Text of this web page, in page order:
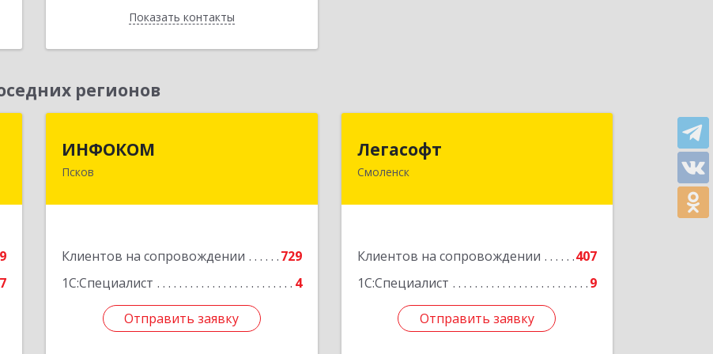
Показать контакты
Назад
регионов
ИНФОКОМ
Псков
Клиентов на сопровождении
729
1С:Специалист
4
Отправить заявку
Отправить заявку
Легасофт
Смоленск
Клиентов на сопровождении
407
1С:Специалист
9
Отправить заявку
214018, Смоленская обл, Смоленск г,
Отправить заявку